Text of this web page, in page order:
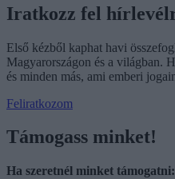
Iratkozz fel
Első kézből kaphat havi
Magyarországon és a világban.
és minden más, ami emberi
Feliratkozom
Támogass minket!
Ha szeretnél minket támogatni: